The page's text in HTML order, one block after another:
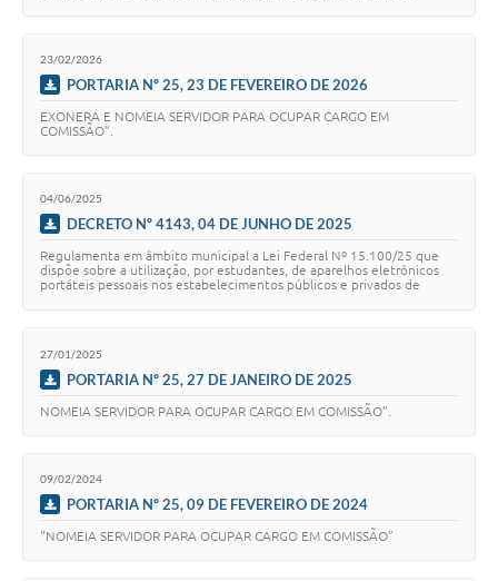
23/02/2026
PORTARIA Nº 25, 23 DE FEVEREIRO DE 2026
EXONERA E NOMEIA SERVIDOR PARA OCUPAR CARGO EM
COMISSÃO”.
04/06/2025
DECRETO Nº 4143, 04 DE JUNHO DE 2025
Regulamenta em âmbito municipal a Lei Federal Nº 15.100/25 que
dispõe sobre a utilização, por estudantes, de aparelhos eletrônicos
portáteis pessoais nos estabelecimentos públicos e privados de
27/01/2025
PORTARIA Nº 25, 27 DE JANEIRO DE 2025
NOMEIA SERVIDOR PARA OCUPAR CARGO EM COMISSÃO”.
09/02/2024
PORTARIA Nº 25, 09 DE FEVEREIRO DE 2024
“NOMEIA SERVIDOR PARA OCUPAR CARGO EM COMISSÃO”